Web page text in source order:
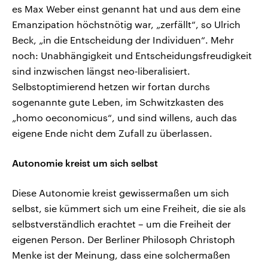
es Max Weber einst genannt hat und aus dem eine
Emanzipation höchstnötig war, „zerfällt“, so Ulrich
Beck, „in die Entscheidung der Individuen“. Mehr
noch: Unabhängigkeit und Entscheidungsfreudigkeit
sind inzwischen längst neo‑liberalisiert.
Selbstoptimierend hetzen wir fortan durchs
sogenannte gute Leben, im Schwitzkasten des
„homo oeconomicus“, und sind willens, auch das
eigene Ende nicht dem Zufall zu überlassen.
Autonomie kreist um sich selbst
Diese Autonomie kreist gewissermaßen um sich
selbst, sie kümmert sich um eine Freiheit, die sie als
selbstverständlich erachtet – um die Freiheit der
eigenen Person. Der Berliner Philosoph Christoph
Menke ist der Meinung, dass eine solchermaßen